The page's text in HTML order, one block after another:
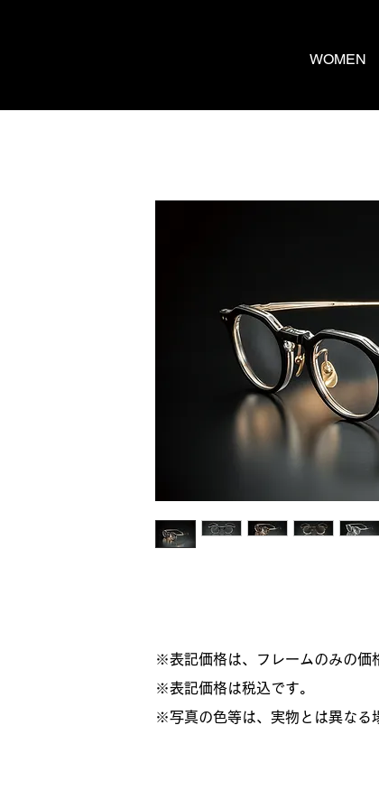
WOMEN
※表記価格は、フレームのみの価
​※表記価格は税込です。
※写真の色等は、実物とは異なる